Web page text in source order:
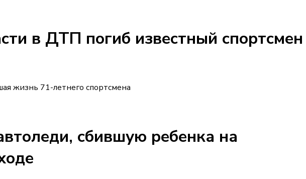
в ДТП погиб известный спортсмен
жизнь 71-летнего спортсмена
сбившую ребенка на